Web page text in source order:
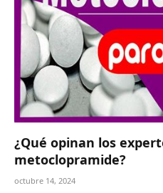
¿Qué opinan los
metoclopramide?
octubre 14, 2024